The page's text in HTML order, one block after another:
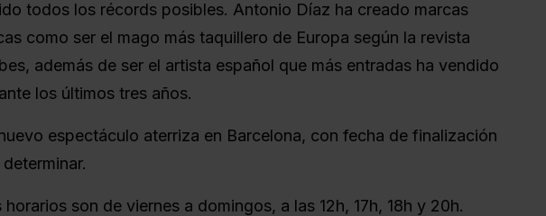
todos los récords posibles. Antonio Díaz ha creado marcas
como ser el mago más taquillero de Europa según la revista
además de ser el artista español que más entradas ha vendido
los últimos tres años.
espectáculo aterriza en Barcelona, con fecha de finalización
horarios son de viernes a domingos, a las 12h, 17h, 18h y 20h.